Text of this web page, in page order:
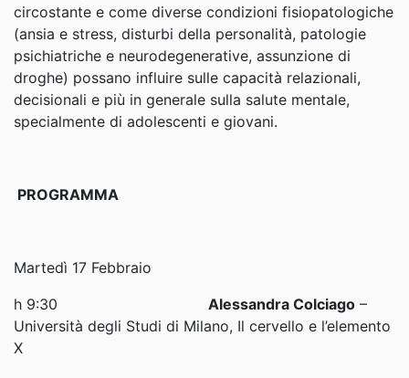
circostante e come diverse condizioni fisiopatologiche
(ansia e stress, disturbi della personalità, patologie
psichiatriche e neurodegenerative, assunzione di
droghe) possano influire sulle capacità relazionali,
decisionali e più in generale sulla salute mentale,
specialmente di adolescenti e giovani.
PROGRAMMA
Martedì 17 Febbraio
h 9:30 Alessandra Colciago –
Università degli Studi di Milano, Il cervello e l’elemento
X